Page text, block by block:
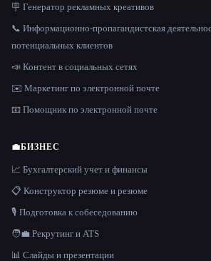
🪧 Генератор рекламных креативов
📞 Информационно-пропагандистская
потенциальных клиентов
📣 Контент в социальных сетях
✉️ Маркетинг по электронной почте
📧 Помощник по электронной почте
💼БИЗНЕС
📈 Бухгалтерский учет и финансы
📋 Конструктор резюме и резюме
🎙️ Подготовка к собеседованию
🧑‍💼 Рекрутинг и ATS
📊 Слайды и презентации